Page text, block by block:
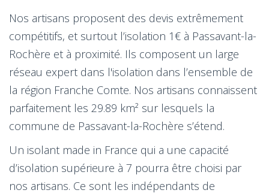
Nos artisans proposent des devis extrêmement
compétitifs, et surtout l’isolation 1€ à Passavant-la-
Rochère et à proximité. Ils composent un large
réseau expert dans l'isolation dans l’ensemble de
la région Franche Comte. Nos artisans connaissent
parfaitement les 29.89 km² sur lesquels la
commune de Passavant-la-Rochère s’étend.
Un isolant made in France qui a une capacité
d’isolation supérieure à 7 pourra être choisi par
nos artisans. Ce sont les indépendants de